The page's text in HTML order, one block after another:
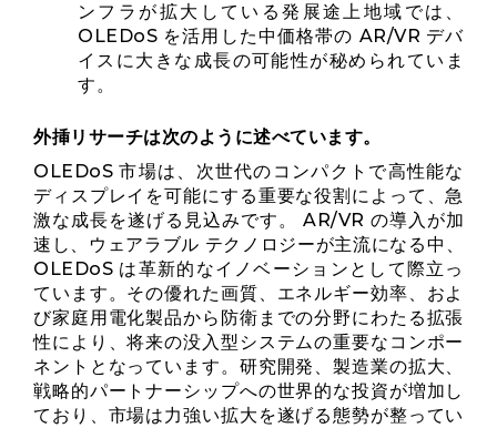
ンフラが拡大している発展途上地域では、
OLEDoS を活用した中価格帯の AR/VR デバ
イスに大きな成長の可能性が秘められていま
す。
外挿リサーチは次のように述べています。
OLEDoS 市場は、次世代のコンパクトで高性能な
ディスプレイを可能にする重要な役割によって、急
激な成長を遂げる見込みです。 AR/VR の導入が加
速し、ウェアラブル テクノロジーが主流になる中、
OLEDoS は革新的なイノベーションとして際立っ
ています。その優れた画質、エネルギー効率、およ
び家庭用電化製品から防衛までの分野にわたる拡張
性により、将来の没入型システムの重要なコンポー
ネントとなっています。研究開発、製造業の拡大、
戦略的パートナーシップへの世界的な投資が増加し
ており、市場は力強い拡大を遂げる態勢が整ってい